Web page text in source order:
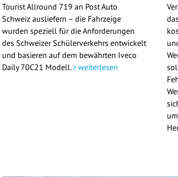
Tourist Allround 719 an Post Auto
Schweiz ausliefern – die Fahrzeige
wurden speziell für die Anforderungen
des Schweizer Schülerverkehrs entwickelt
und basieren auf dem bewährten Iveco
Daily 70C21 Modell.
weiterlesen